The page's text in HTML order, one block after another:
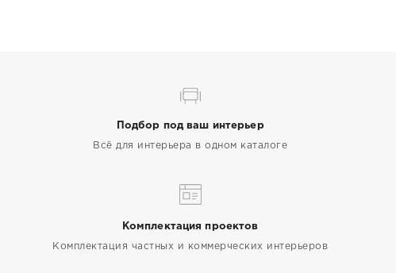
Подбор под ваш интерьер
Всё для интерьера в одном каталоге
Комплектация проектов
Комплектация частных и коммерческих интерьеров